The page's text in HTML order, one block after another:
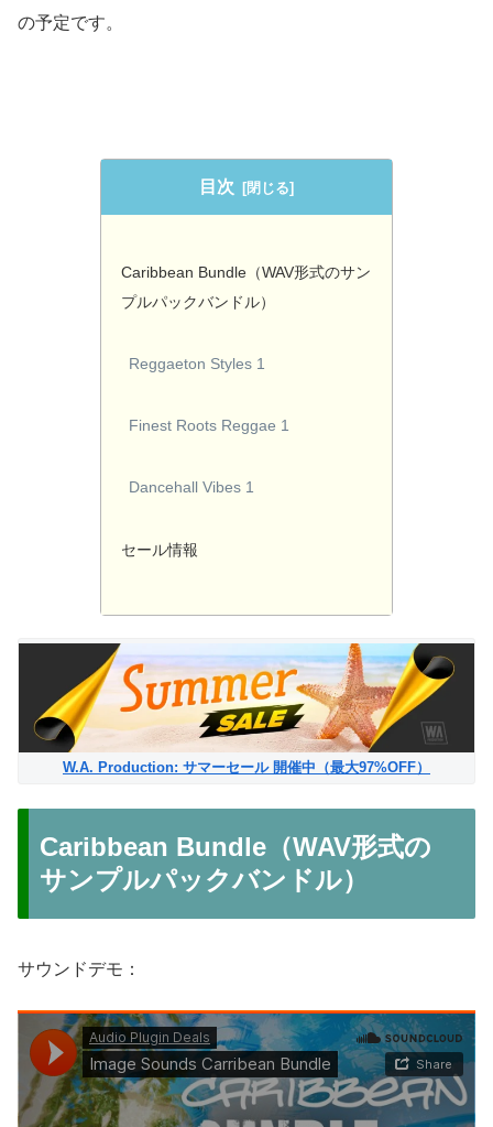
の予定です。
目次
Caribbean Bundle（WAV形式のサン
プルパックバンドル）
Reggaeton Styles 1
Finest Roots Reggae 1
Dancehall Vibes 1
セール情報
W.A. Production: サマーセール 開催中（最大97%OFF）
Caribbean Bundle（WAV形式の
サンプルパックバンドル）
サウンドデモ：